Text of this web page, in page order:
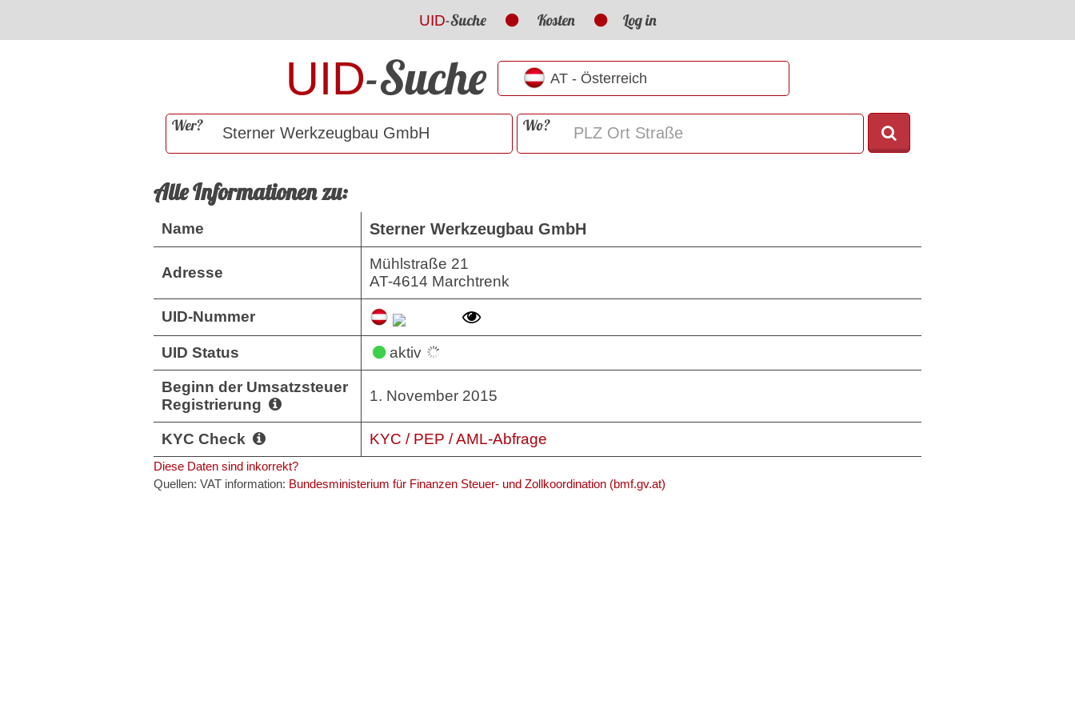
UID-Suche Kosten Log in
UID-Suche
Wer? Wo?
Alle Informationen zu:
Name Sterner Werkzeugbau GmbH
Adresse
Mühlstraße 21
AT-4614 Marchtrenk
UID-Nummer
UID Status aktiv
Beginn der Umsatzsteuer
Registrierung
1. November 2015
KYC Check KYC / PEP / AML-Abfrage
Diese Daten sind inkorrekt?
Quellen: VAT information: Bundesministerium für Finanzen Steuer- und Zollkoordination (bmf.gv.at)